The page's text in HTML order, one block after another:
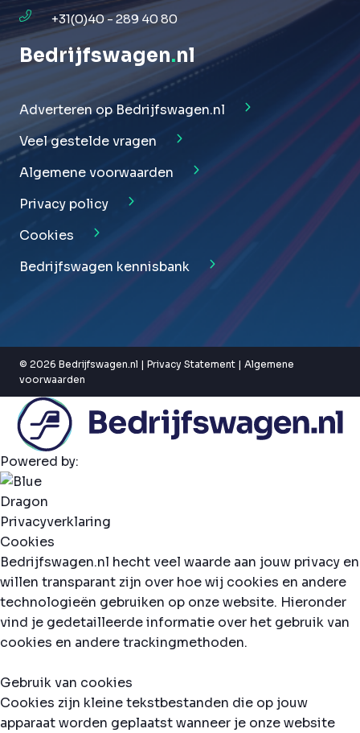
+31(0)40 - 289 40 80
Bedrijfswagen.nl
Adverteren op Bedrijfswagen.nl
Veel gestelde vragen
Algemene voorwaarden
Privacy policy
Cookies
Bedrijfswagen kennisbank
© 2026 Bedrijfswagen.nl | Privacy Statement | Algemene
voorwaarden
Powered by:
Privacyverklaring
Cookies
Bedrijfswagen.nl hecht veel waarde aan jouw privacy en
willen transparant zijn over hoe wij cookies en andere
technologieën gebruiken op onze website. Hieronder
vind je gedetailleerde informatie over het gebruik van
cookies en andere trackingmethoden.
Gebruik van cookies
Cookies zijn kleine tekstbestanden die op jouw
apparaat worden geplaatst wanneer je onze website